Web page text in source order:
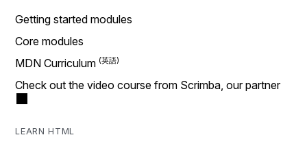
Getting started modules
Core modules
MDN Curriculum
Check out the video course from Scrimba, our partner
LEARN HTML